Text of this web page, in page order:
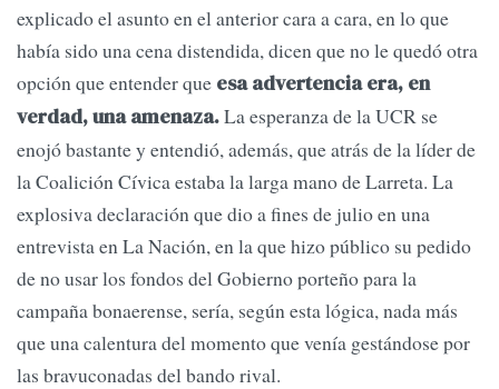
explicado el asunto en el anterior cara a cara, en lo que
había sido una cena distendida, dicen que no le quedó otra
opción que entender que esa advertencia era, en
verdad, una amenaza.La esperanza de la UCR se
enojó bastante y entendió, además, que atrás de la líder de
la Coalición Cívica estaba la larga mano de Larreta. La
explosiva declaración que dio a fines de julio en una
entrevista en La Nación, en la que hizo público su pedido
de no usar los fondos del Gobierno porteño para la
campaña bonaerense, sería, según esta lógica, nada más
que una calentura del momento que venía gestándose por
las bravuconadas del bando rival.